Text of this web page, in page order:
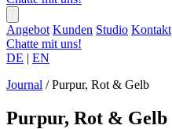
Angebot Kunden Studio Kontakt
Chatte mit uns!
DE | EN
Journal / Purpur, Rot & Gelb
Purpur, Rot & Gelb